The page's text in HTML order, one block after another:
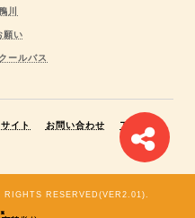
川
願い
ールバス
イト お問い合わせ アクセス
RIGHTS RESERVED(VER2.01).